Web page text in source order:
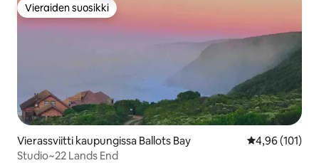
Vieraiden suosikki
Vieraiden suosikki
Vierassviitti kaupungissa Ballots Bay
4,96 (101)
Studio~22 Lands End